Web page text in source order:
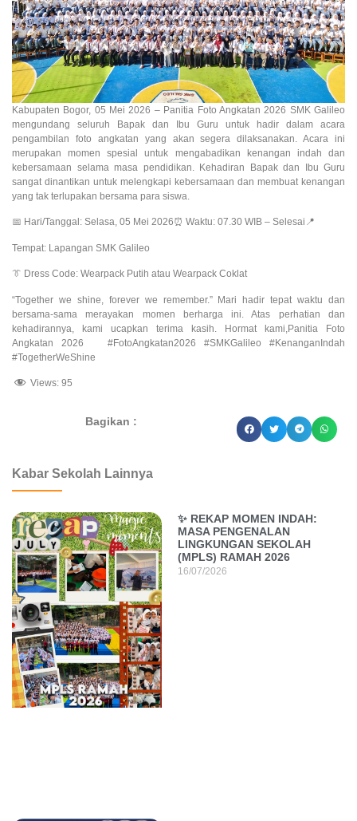
Kabupaten Bogor, 05 Mei 2026 – Panitia Foto Angkatan 2026 SMK Galileo
mengundang seluruh Bapak dan Ibu Guru untuk hadir dalam acara
pengambilan foto angkatan yang akan segera dilaksanakan. Acara ini
merupakan momen spesial untuk mengabadikan kenangan indah dan
kebersamaan selama masa pendidikan. Kehadiran Bapak dan Ibu Guru
sangat dinantikan untuk melengkapi kebersamaan dan membuat kenangan
yang tak terlupakan bersama para siswa.
📅 Hari/Tanggal: Selasa, 05 Mei 2026⏰ Waktu: 07.30 WIB – Selesai📍
Tempat: Lapangan SMK Galileo
👔 Dress Code: Wearpack Putih atau Wearpack Coklat
“Together we shine, forever we remember.” Mari hadir tepat waktu dan
bersama-sama merayakan momen berharga ini. Atas perhatian dan
kehadirannya, kami ucapkan terima kasih. Hormat kami,Panitia Foto
Angkatan 2026 #FotoAngkatan2026 #SMKGalileo #KenanganIndah
#TogetherWeShine
Views: 95
Bagikan :
Kabar Sekolah Lainnya
✨ REKAP MOMEN INDAH:
MASA PENGENALAN
LINGKUNGAN SEKOLAH
(MPLS) RAMAH 2026
16/07/2026